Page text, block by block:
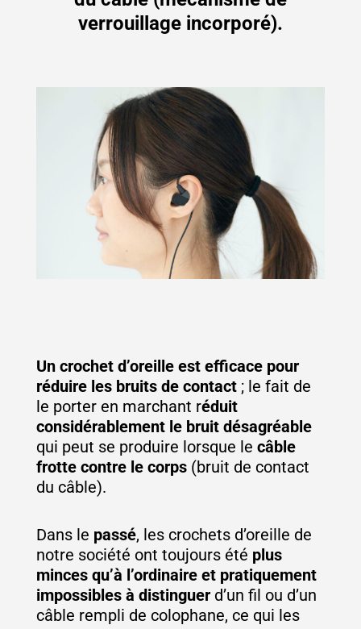
verrouillage incorporé).
Un crochet d’oreille est efficace pour
réduire les bruits de contact ; le fait de
le porter en marchant réduit
considérablement le bruit désagréable
qui peut se produire lorsque le câble
frotte contre le corps (bruit de contact
du câble).
Dans le passé, les crochets d’oreille de
notre société ont toujours été plus
minces qu’à l’ordinaire et pratiquement
impossibles à distinguer d’un fil ou d’un
câble rempli de colophane, ce qui les